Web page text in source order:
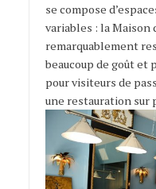
se compose
variables : la Maison
remarquablement
beaucoup de goût et
pour visiteurs de
une restauration sur